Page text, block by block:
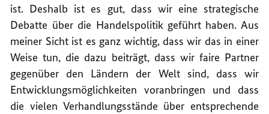
ist. Deshalb ist es gut, dass wir eine strategische
Debatte über die Handelspolitik geführt haben. Aus
meiner Sicht ist es ganz wichtig, dass wir das in einer
Weise tun, die dazu beiträgt, dass wir faire Partner
gegenüber den Ländern der Welt sind, dass wir
Entwicklungsmöglichkeiten voranbringen und dass
die vielen Verhandlungsstände über entsprechende